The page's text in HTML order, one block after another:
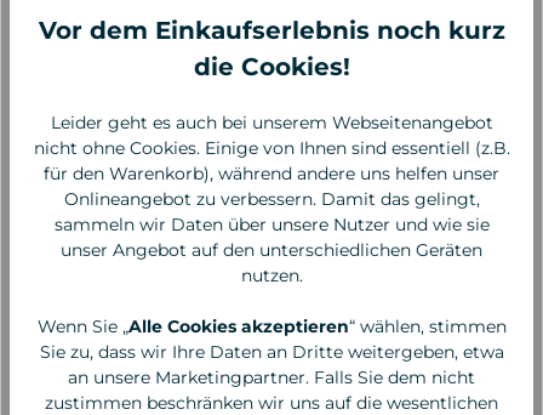
Pure U
Bronzing Balm Coast
Life
Pure U
Concealer Balm 2
Cream
Vor dem Einkaufserlebnis noch kurz
die Cookies!
Leider geht es auch bei unserem Webseitenangebot
nicht ohne Cookies. Einige von Ihnen sind essentiell (z.B.
für den Warenkorb), während andere uns helfen unser
Onlineangebot zu verbessern. Damit das gelingt,
sammeln wir Daten über unsere Nutzer und wie sie
unser Angebot auf den unterschiedlichen Geräten
nutzen.
Wenn Sie „Alle Cookies akzeptieren“ wählen, stimmen
Sie zu, dass wir Ihre Daten an Dritte weitergeben, etwa
an unsere Marketingpartner. Falls Sie dem nicht
zustimmen beschränken wir uns auf die wesentlichen